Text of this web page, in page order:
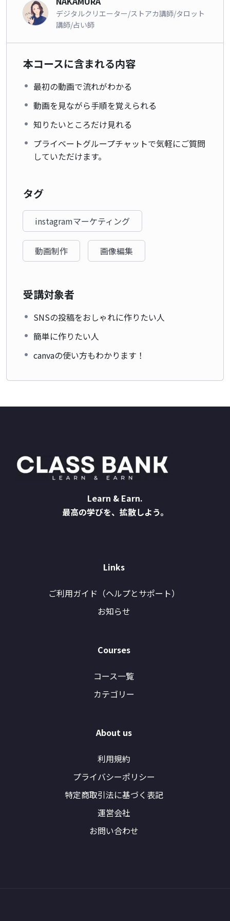
デジタルクリエーター/ストアカ講師/タロット
講師/占い師
本コースに含まれる内容
最初の動画で流れがわかる
動画を見ながら手順を覚えられる
知りたいところだけ見れる
プライベートグループチャットで気軽にご質問
していただけます。
タグ
instagramマーケティング
動画制作 画像編集
受講対象者
SNSの投稿をおしゃれに作りたい人
簡単に作りたい人
canvaの使い方もわかります！
Learn & Earn.
最高の学びを、拡散しよう。
Links
ご利用ガイド（ヘルプとサポート）
お知らせ
Courses
コース一覧
カテゴリー
About us
利用規約
プライバシーポリシー
特定商取引法に基づく表記
運営会社
お問い合わせ